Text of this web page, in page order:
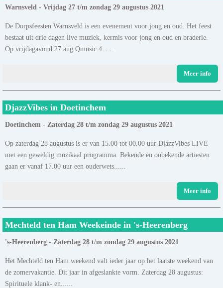
Warnsveld - Vrijdag 27 t/m zondag 29 augustus 2021
De Dorpsfeesten Warnsveld is een evenement voor jong en oud. Het feest
bestaat uit drie dagen live muziek, kermis voor jong en oud en braderie.
Op vrijdagavond 27 aug Qmusic 4......
Meer info
DjazzVibes in Doetinchem
Doetinchem - Zaterdag 28 t/m zondag 29 augustus 2021
Op zaterdag 28 augustus is er van 15.00 tot 00.00 uur DjazzVibes LIVE
met een geweldig muzikaal programma. Bekende en onbekende artiesten
gaan er vanaf 17.00 uur een ouderwets......
Meer info
Mechteld ten Ham Weekeinde in 's-Heerenberg
's-Heerenberg - Zaterdag 28 t/m zondag 29 augustus 2021
Het Mechteld ten Ham weekend valt ieder jaar op het laatste weekend van
de zomervakantie. Dit jaar in afgeslankte vorm. Zaterdag 28 augustus:
Spirituele klank- en......